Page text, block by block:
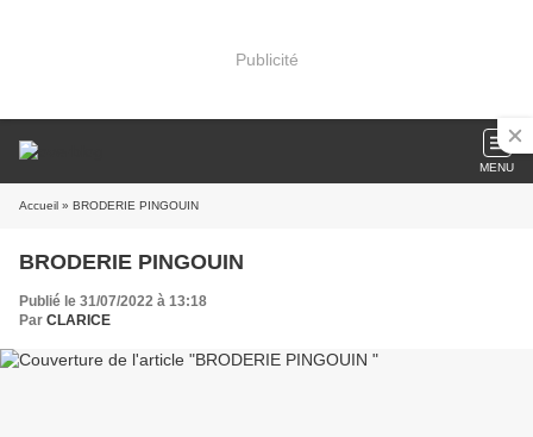
Publicité
MENU
Accueil » BRODERIE PINGOUIN
BRODERIE PINGOUIN
Publié le 31/07/2022 à 13:18
Par CLARICE